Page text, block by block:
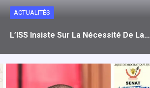
ACTUALITÉS
L’ISS Insiste Sur La Nécessité De La…